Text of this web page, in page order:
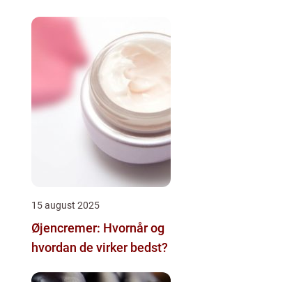
15 august 2025
Øjencremer: Hvornår og
hvordan de virker bedst?